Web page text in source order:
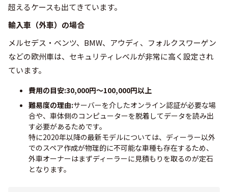
超えるケースも出てきています。
輸入車（外車）の場合
メルセデス・ベンツ、BMW、アウディ、フォルクスワーゲン
などの欧州車は、セキュリティレベルが非常に高く設定され
ています。
費用の目安:30,000円〜100,000円以上
難易度の理由:サーバーを介したオンライン認証が必要な場
合や、車体側のコンピューターを脱着してデータを読み出
す必要があるためです。
特に2020年以降の最新モデルについては、ディーラー以外
でのスペア作成が物理的に不可能な車種も存在するため、
外車オーナーはまずディーラーに見積もりを取るのが定石
となります。